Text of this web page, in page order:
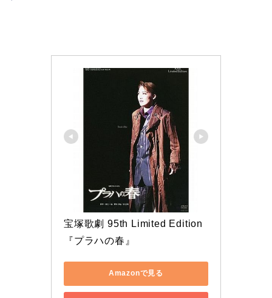
宝塚歌劇 95th Limited Edition
『プラハの春』
Amazonで見る